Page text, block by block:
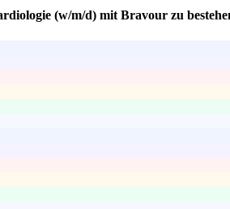
(w/m/d) mit Bravour zu